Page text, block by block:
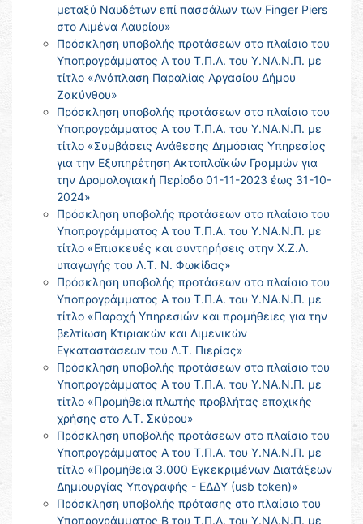
μεταξύ Ναυδέτων επί πασσάλων των Finger Piers
στο Λιμένα Λαυρίου»
Πρόσκληση υποβολής προτάσεων στο πλαίσιο του
Υποπρογράμματος Α του Τ.Π.Α. του Υ.ΝΑ.Ν.Π. με
τίτλο «Ανάπλαση Παραλίας Αργασίου Δήμου
Ζακύνθου»
Πρόσκληση υποβολής προτάσεων στο πλαίσιο του
Υποπρογράμματος Α του Τ.Π.Α. του Υ.ΝΑ.Ν.Π. με
τίτλο «Συμβάσεις Ανάθεσης Δημόσιας Υπηρεσίας
για την Εξυπηρέτηση Ακτοπλοϊκών Γραμμών για
την Δρομολογιακή Περίοδο 01-11-2023 έως 31-10-
2024»
Πρόσκληση υποβολής προτάσεων στο πλαίσιο του
Υποπρογράμματος Α του Τ.Π.Α. του Υ.ΝΑ.Ν.Π. με
τίτλο «Επισκευές και συντηρήσεις στην Χ.Ζ.Λ.
υπαγωγής του Λ.Τ. Ν. Φωκίδας»
Πρόσκληση υποβολής προτάσεων στο πλαίσιο του
Υποπρογράμματος Α του Τ.Π.Α. του Υ.ΝΑ.Ν.Π. με
τίτλο «Παροχή Υπηρεσιών και προμήθειες για την
βελτίωση Κτιριακών και Λιμενικών
Εγκαταστάσεων του Λ.Τ. Πιερίας»
Πρόσκληση υποβολής προτάσεων στο πλαίσιο του
Υποπρογράμματος Α του Τ.Π.Α. του Υ.ΝΑ.Ν.Π. με
τίτλο «Προμήθεια πλωτής προβλήτας εποχικής
χρήσης στο Λ.Τ. Σκύρου»
Πρόσκληση υποβολής προτάσεων στο πλαίσιο του
Υποπρογράμματος Α του Τ.Π.Α. του Υ.ΝΑ.Ν.Π. με
τίτλο «Προμήθεια 3.000 Εγκεκριμένων Διατάξεων
Δημιουργίας Υπογραφής - ΕΔΔΥ (usb token)»
Πρόσκληση υποβολής πρότασης στο πλαίσιο του
Υποπρογράμματος Β του Τ.Π.Α. του Υ.ΝΑ.Ν.Π. με